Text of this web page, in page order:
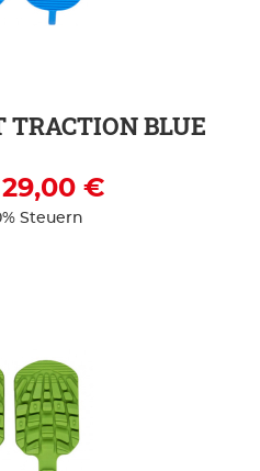
TRACTION BLUE
29,00 €
Steuern